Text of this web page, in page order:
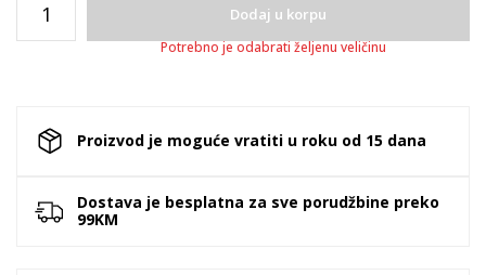
Dodaj u korpu
Potrebno je odabrati željenu veličinu
Proizvod je moguće vratiti u roku od 15 dana
Dostava je besplatna za sve porudžbine preko
99KM